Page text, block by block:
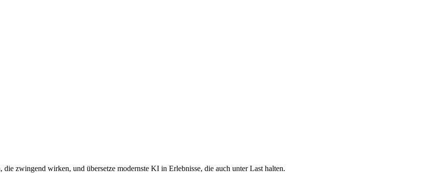
zwingend wirken, und übersetze modernste KI in Erlebnisse, die auch unter Last halten.